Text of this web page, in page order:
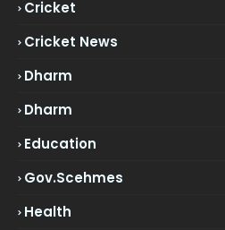
Cricket
Cricket News
Dharm
Dharm
Education
Gov.scehmes
Health